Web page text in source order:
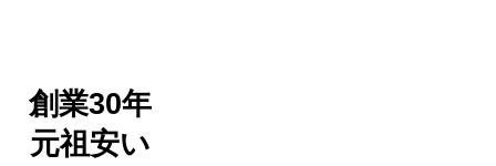
創業30年
元祖安い